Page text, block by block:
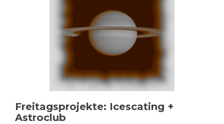
Freitagsprojekte: Icescating +
Astroclub